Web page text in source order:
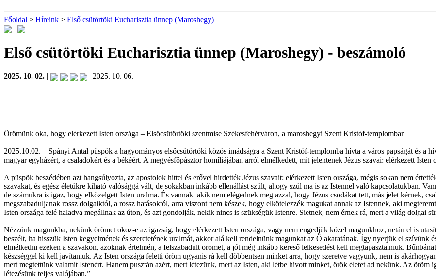
Főoldal > Híreink > Első csütörtöki Eucharisztia ünnep (Maroshegy)
Első csütörtöki Eucharisztia ünnep (Maroshegy) - beszámoló
2025. 10. 02. | | 2025. 10. 06.
Örömünk oka, hogy elérkezett Isten országa – Elsőcsütörtöki szentmise Székesfehérváron, a maroshegyi Szent Kristóf-templomban
2025.10.02. – Spányi Antal püspök a hagyományos elsőcsütörtöki közös imádságra a Szent Kristóf-templomba hívta a város papságát és a
magyar egyházért, a családokért és a békéért. A megyésfőpásztor homíliájában arról elmélkedett, mit jelentenek Jézus szavai: elérkezett
A püspök beszédében azt hangsúlyozta, az apostolok hittel és erővel hirdették Jézus szavait: elérkezett Isten országa, mégis sokan nem
szavakat, és egész életükre kiható valósággá vált, de sokakban inkább ellenállást szült, ahogy szül ma is az Istennel való kapcsolatukban.
de számukra is igaz, hogy elközelgett Isten uralma. És vannak, akik nem elégednek meg azzal, hogy Jézus csodákat tett, más jelet kérnek,
megszabaduljanak rossz dolgaiktól, a rossz hatásoktól, arra viszont nem készek, hogy elkötelezzék magukat annak az Istennek, aki
Isten országa felé haladva megállnak az úton, és azt gondolják, nekik nincs is szükségük Istenre. Sietnek, nem érnek rá, mert a világ dolgai
Nézzünk magunkba, nekünk örömet okoz-e az igazság, hogy elérkezett Isten országa, vagy nem engedjük közel magunkhoz, netán el is
beszélt, ha hisszük Isten kegyelmének és szeretetének uralmát, akkor alá kell rendelnünk magunkat az Ő akaratának. Így nyerjük el szívünk
elmélkedni ezeken a szavakon, azoknak értelmén, a felszabadult örömet, a jót még inkább kereső lelkesedést kell megtapasztalniuk.
készséggel ki kell javítaniuk. Az Isten országa feletti öröm ugyanis rá kell döbbentsen minket arra, hogy szeretve vagyunk, nem is
mert megtettünk valamit Istenért. Hanem pusztán azért, mert létezünk, mert az Isten, aki létbe hívott minket, örök életet ad nekünk. Az öröm
létezésünk teljes valójában.”